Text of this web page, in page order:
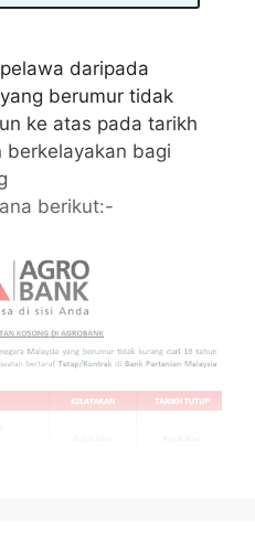
daripada
berumur tidak
ke atas pada tarikh
bagi
berikut:-